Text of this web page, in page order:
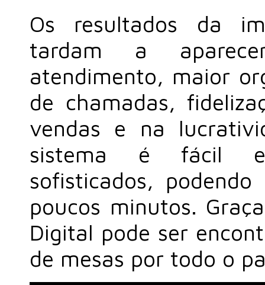
Os resultados da
tardam a
atendimento, maior
de chamadas,
vendas e na
sistema é fácil e
sofisticados,
poucos minutos.
Digital pode ser
de mesas por todo o